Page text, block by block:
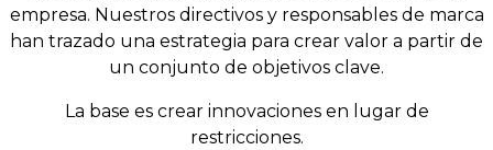
empresa. Nuestros directivos y responsables de marca
han trazado una estrategia para crear valor a partir de
un conjunto de objetivos clave.
La base es crear innovaciones en lugar de
restricciones.